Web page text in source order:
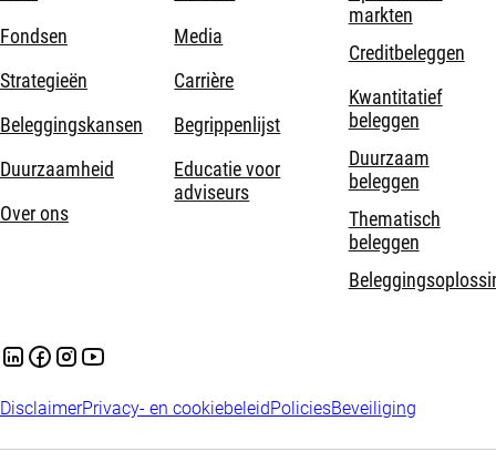
Fondsen
Strategieën
Beleggingskansen
Duurzaamheid
Over ons
Media
Carrière
Begrippenlijst
Educatie voor
adviseurs
markten
Creditbeleggen
Kwantitatief
beleggen
Duurzaam
beleggen
Thematisch
beleggen
DisclaimerPrivacy- en cookiebeleid PoliciesBeveiliging